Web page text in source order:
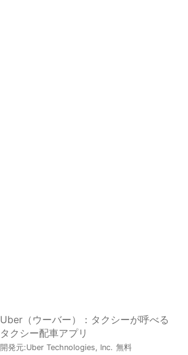
Uber（ウーバー）：タクシーが呼べる
タクシー配車アプリ
開発元:Uber Technologies, Inc. 無料